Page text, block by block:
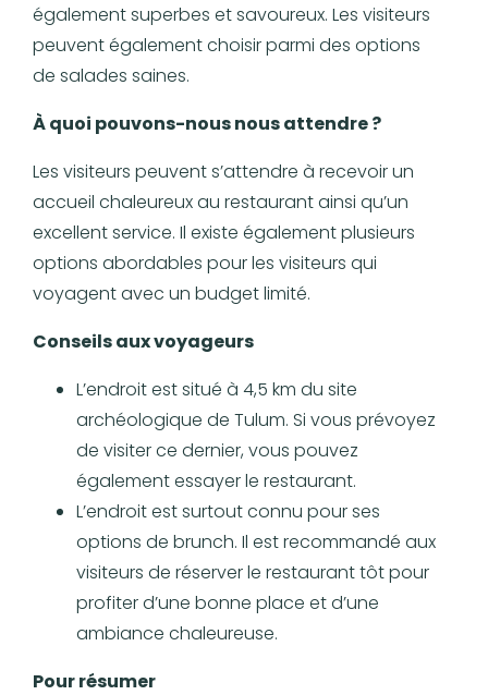
également superbes et savoureux. Les visiteurs
peuvent également choisir parmi des options
de salades saines.
À quoi pouvons-nous nous attendre ?
Les visiteurs peuvent s’attendre à recevoir un
accueil chaleureux au restaurant ainsi qu’un
excellent service. Il existe également plusieurs
options abordables pour les visiteurs qui
voyagent avec un budget limité.
Conseils aux voyageurs
L’endroit est situé à 4,5 km du site
archéologique de Tulum. Si vous prévoyez
de visiter ce dernier, vous pouvez
également essayer le restaurant.
L’endroit est surtout connu pour ses
options de brunch. Il est recommandé aux
visiteurs de réserver le restaurant tôt pour
profiter d’une bonne place et d’une
ambiance chaleureuse.
Pour résumer